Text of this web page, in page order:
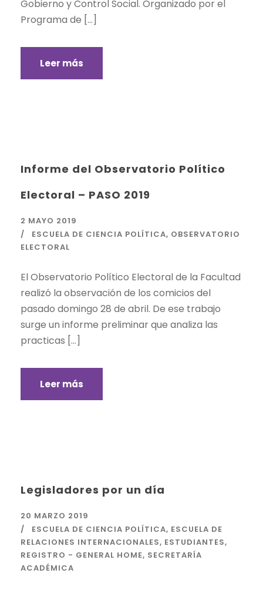
Gobierno y Control Social. Organizado por el
Programa de […]
Leer más
Informe del Observatorio Político
Electoral – PASO 2019
2 MAYO 2019
ESCUELA DE CIENCIA POLÍTICA, OBSERVATORIO
ELECTORAL
El Observatorio Político Electoral de la Facultad
realizó la observación de los comicios del
pasado domingo 28 de abril. De ese trabajo
surge un informe preliminar que analiza las
practicas […]
Leer más
Legisladores por un día
20 MARZO 2019
ESCUELA DE CIENCIA POLÍTICA, ESCUELA DE
RELACIONES INTERNACIONALES, ESTUDIANTES,
REGISTRO - GENERAL HOME, SECRETARÍA
ACADÉMICA